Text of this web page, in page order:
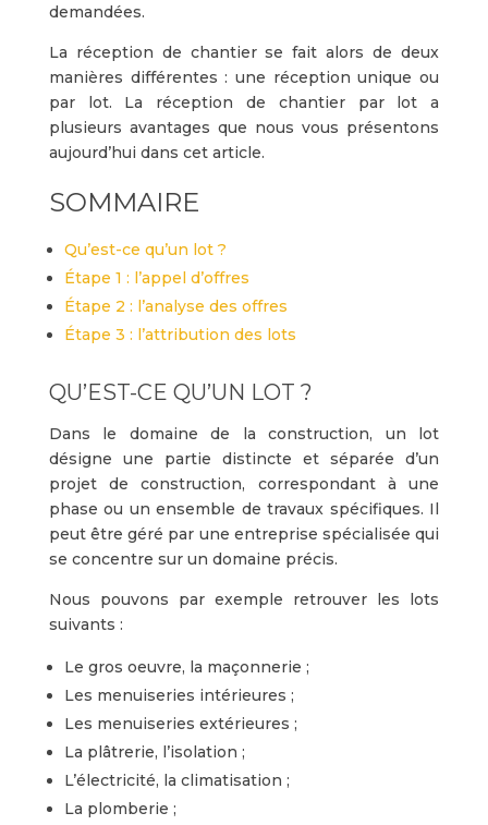
demandées.
La réception de chantier se fait alors de deux
manières différentes : une réception unique ou
par lot. La réception de chantier par lot a
plusieurs avantages que nous vous présentons
aujourd’hui dans cet article.
SOMMAIRE
Qu’est-ce qu’un lot ?
Étape 1 : l’appel d’offres
Étape 2 : l’analyse des offres
Étape 3 : l’attribution des lots
QU’EST-CE QU’UN LOT ?
Dans le domaine de la construction, un lot
désigne une partie distincte et séparée d’un
projet de construction, correspondant à une
phase ou un ensemble de travaux spécifiques. Il
peut être géré par une entreprise spécialisée qui
se concentre sur un domaine précis.
Nous pouvons par exemple retrouver les lots
suivants :
Le gros oeuvre, la maçonnerie ;
Les menuiseries intérieures ;
Les menuiseries extérieures ;
La plâtrerie, l’isolation ;
L’électricité, la climatisation ;
La plomberie ;